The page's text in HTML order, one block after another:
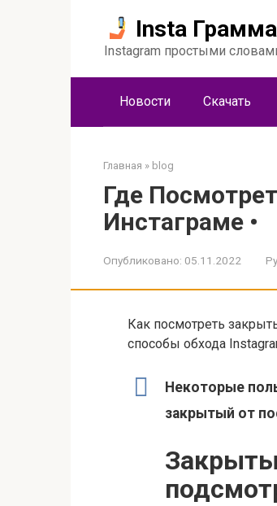
Insta
Instagram простыми
Новости Скачать
Главная » blog
Где
Инстаграме •
Опубликовано: 05.11.2022
Как посмотреть
способы обхода
Некоторые
закрытый от